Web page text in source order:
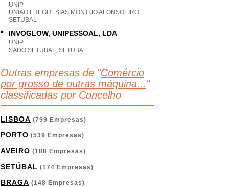
UNIP
UNIAO FREGUESIAS MONTIJO AFONSOEIRO,
SETUBAL
INVOGLOW, UNIPESSOAL, LDA
UNIP
SADO SETUBAL, SETUBAL
Outras empresas de "Comércio
por grosso de outras máquina... "
classificadas por Concelho
LISBOA (799 Empresas)
PORTO (539 Empresas)
AVEIRO (188 Empresas)
SETÚBAL (174 Empresas)
BRAGA (148 Empresas)